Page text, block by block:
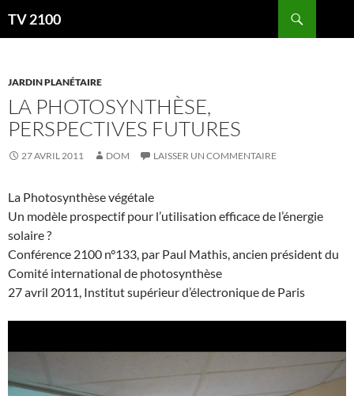
auTV 2100
JARDIN PLANÉTAIRE
LA PHOTOSYNTHÈSE,
PERSPECTIVES FUTURES
27 AVRIL 2011 DOM LAISSER UN COMMENTAIRE
La Photosynthèse végétale
Un modèle prospectif pour l’utilisation efficace de l’énergie
solaire ?
Conférence 2100 n°133, par Paul Mathis, ancien président du
Comité international de photosynthèse
27 avril 2011, Institut supérieur d’électronique de Paris